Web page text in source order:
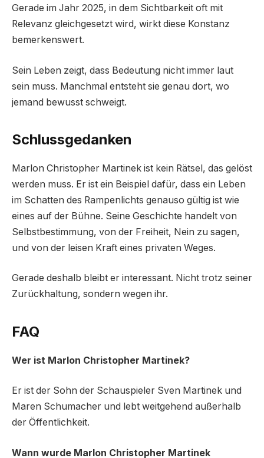
Gerade im Jahr 2025, in dem Sichtbarkeit oft mit
Relevanz gleichgesetzt wird, wirkt diese Konstanz
bemerkenswert.
Sein Leben zeigt, dass Bedeutung nicht immer laut
sein muss. Manchmal entsteht sie genau dort, wo
jemand bewusst schweigt.
Schlussgedanken
Marlon Christopher Martinek ist kein Rätsel, das gelöst
werden muss. Er ist ein Beispiel dafür, dass ein Leben
im Schatten des Rampenlichts genauso gültig ist wie
eines auf der Bühne. Seine Geschichte handelt von
Selbstbestimmung, von der Freiheit, Nein zu sagen,
und von der leisen Kraft eines privaten Weges.
Gerade deshalb bleibt er interessant. Nicht trotz seiner
Zurückhaltung, sondern wegen ihr.
FAQ
Wer ist Marlon Christopher Martinek?
Er ist der Sohn der Schauspieler Sven Martinek und
Maren Schumacher und lebt weitgehend außerhalb
der Öffentlichkeit.
Wann wurde Marlon Christopher Martinek